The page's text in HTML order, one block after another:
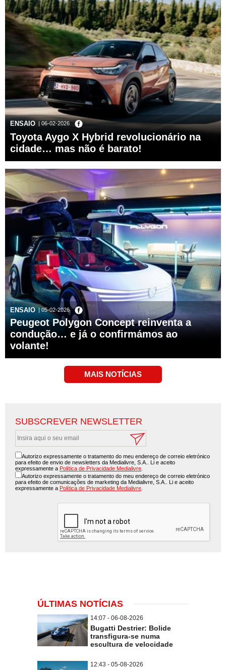
ENSAIO | 06-02-2026
Toyota Aygo X Hybrid revolucionário na
cidade… mas não é barato!
ENSAIO | 05-02-2026
Peugeot Polygon Concept reinventa a
condução… e já o confirmámos ao
volante!
SUBSCREVER NEWSLETTER
Autorizo expressamente o tratamento do meu endereço de correio eletrónico
para efeito de envio de newsletters da Medialivre, S.A.. Li e aceito
expressamente a Política de Privacidade Medialivre
Autorizo expressamente o tratamento do meu endereço de correio eletrónico
para efeito de comunicações de marketing da Medialivre, S.A.. Li e aceito
expressamente a Política de Privacidade Medialivre
ÚLTIMAS NOTÍCIAS
14:07 - 06-08-2026
Bugatti Destrier: Bolide
transfigura-se numa
escultura de velocidade
12:43 - 05-08-2026